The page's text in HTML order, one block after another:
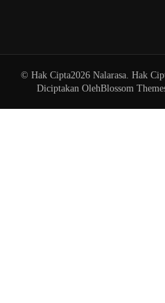
© Hak Cipta2026 Nalarasa. Hak
Diciptakan OlehBlossom